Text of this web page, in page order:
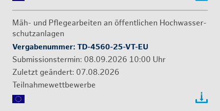
Mäh- und Pfle­ge­ar­bei­ten an öf­fent­li­chen Hoch­was­ser­
schutz­an­la­gen
Ver­ga­be­num­mer: TD-4560-25-VT-EU
Sub­mis­si­ons­ter­min: 08.09.2026 10:00 Uhr
07.08.2026
Teil­nah­me­wett­be­wer­be